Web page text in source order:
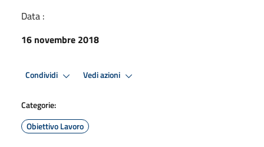
Data :
16 novembre 2018
Condividi Vedi azioni
Categorie:
Obiettivo Lavoro